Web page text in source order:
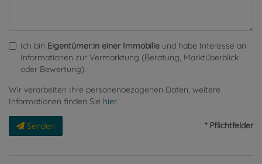
Ich bin Eigentümer:in einer Immobilie und habe Interesse an
Informationen zur Vermarktung (Beratung, Marktüberblick
oder Bewertung).
Wir verarbeiten Ihre personenbezogenen Daten, weitere
Informationen finden Sie hier.
Senden * Pflichtfelder